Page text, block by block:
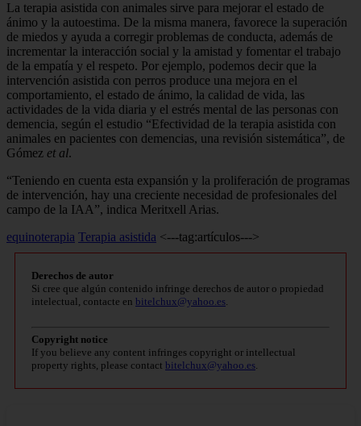
La terapia asistida con animales sirve para mejorar el estado de
ánimo y la autoestima. De la misma manera, favorece la superación
de miedos y ayuda a corregir problemas de conducta, además de
incrementar la interacción social y la amistad y fomentar el trabajo
de la empatía y el respeto. Por ejemplo, podemos decir que la
intervención asistida con perros produce una mejora en el
comportamiento, el estado de ánimo, la calidad de vida, las
actividades de la vida diaria y el estrés mental de las personas con
demencia, según el estudio “Efectividad de la terapia asistida con
animales en pacientes con demencias, una revisión sistemática”, de
Gómez et al.
“Teniendo en cuenta esta expansión y la proliferación de programas
de intervención, hay una creciente necesidad de profesionales del
campo de la IAA”, indica Meritxell Arias.
equinoterapia Terapia asistida <---tag:artículos--->
Derechos de autor
Si cree que algún contenido infringe derechos de autor o propiedad
intelectual, contacte en bitelchux@yahoo.es.
Copyright notice
If you believe any content infringes copyright or intellectual
property rights, please contact bitelchux@yahoo.es.